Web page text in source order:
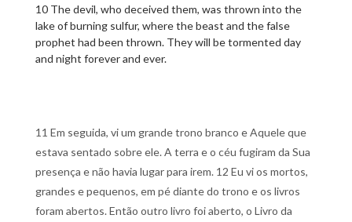
10 The devil, who deceived them, was thrown into the
lake of burning sulfur, where the beast and the false
prophet had been thrown. They will be tormented day
and night forever and ever.
11 Em seguida, vi um grande trono branco e Aquele que
estava sentado sobre ele. A terra e o céu fugiram da Sua
presença e não havia lugar para irem. 12 Eu vi os mortos,
grandes e pequenos, em pé diante do trono e os livros
foram abertos. Então outro livro foi aberto, o Livro da